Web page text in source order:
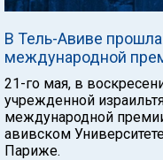
В Тель-Авиве
международной
21-го мая, в
учрежденной
международной
авивском
Париже.